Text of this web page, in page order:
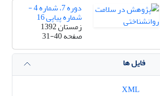
دوره 7، شماره 4 -
شماره پیاپی 16
زمستان 1392
صفحه31-40
فایل ها